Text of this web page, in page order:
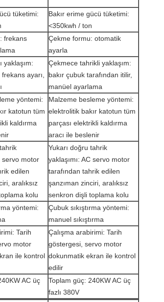
tüketimi:
Bakır erime gücü tüketimi:
<350kwh / ton
frekans
Çekme formu: otomatik
ayarla
yaklaşım:
ayarı,
Çekmece tahrikli yaklaşım:
bakır çubuk tarafından itilir,
manüel ayarlama
yöntemi:
katotun tüm
kaldırma
Malzeme besleme yöntemi:
elektrolitik bakır katotun tüm
parçası elektrikli kaldırma
aracı ile beslenir
servo motor
edilen
aralıksız
kolu
Yukarı doğru tahrik
yaklaşımı: AC servo motor
tarafından tahrik edilen
şanzıman zinciri, aralıksız
senkron dişli toplama kolu
yöntemi:
Çubuk sıkıştırma yöntemi:
manuel sıkıştırma
Tarih
motor
ile kontrol
Çalışma arabirimi: Tarih
göstergesi, servo motor
dokunmatik ekran ile kontrol
edilir
AC üç
Toplam güç: 240KW AC üç
fazlı 380V